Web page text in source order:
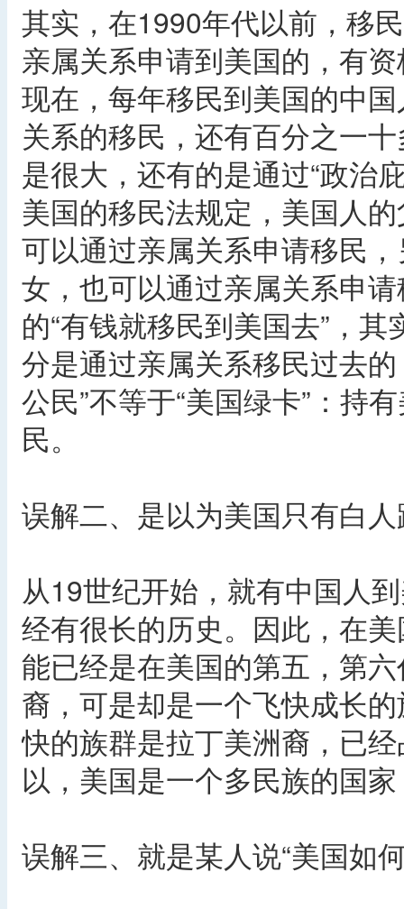
其实，在1990年代以前，移
亲属关系申请到美国的，有
现在，每年移民到美国的中
关系的移民，还有百分之一
是很大，还有的是通过“政治
美国的移民法规定，美国人
可以通过亲属关系申请移民
女，也可以通过亲属关系申
的“有钱就移民到美国去”，
分是通过亲属关系移民过去
公民”不等于“美国绿卡”：持
民。
误解二、是以为美国只有白
从19世纪开始，就有中国人
经有很长的历史。因此，在
能已经是在美国的第五，第
裔，可是却是一个飞快成长
快的族群是拉丁美洲裔，已
以，美国是一个多民族的国
误解三、就是某人说“美国如